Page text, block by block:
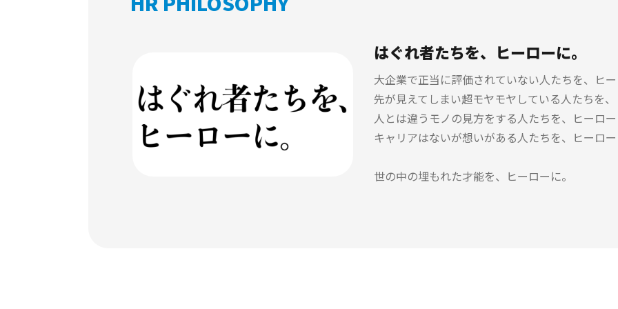
はぐれ者たちを、ヒーローに。
大企業で正当に評価されていない人たちを、ヒー
先が見えてしまい超モヤモヤしている人たちを、
人とは違うモノの見方をする人たちを、ヒーロー
キャリアはないが想いがある人たちを、ヒーロー
世の中の埋もれた才能を、ヒーローに。